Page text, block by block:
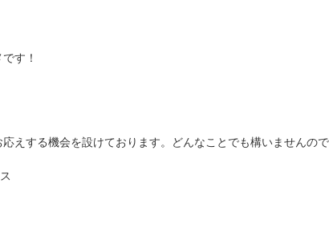
す！
えする機会を設けております。どんなことでも構いませんの